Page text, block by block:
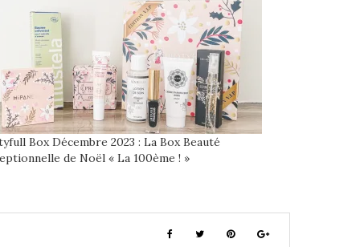
Box Décembre 2023 : La Box Beauté
de Noël « La 100ème ! »